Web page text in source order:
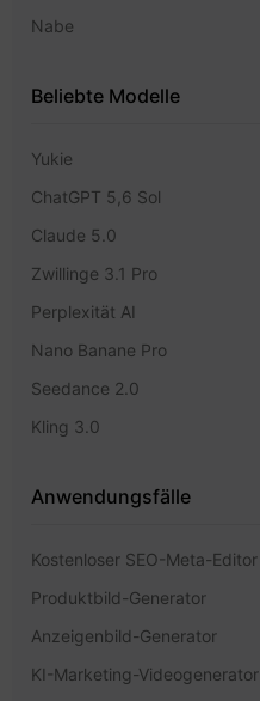
Nabe
Beliebte Modelle
Yukie
ChatGPT 5,6 Sol
Claude 5.0
Zwillinge 3.1 Pro
Perplexität AI
Nano Banane Pro
Seedance 2.0
Kling 3.0
Anwendungsfälle
Kostenloser SEO-Meta-Editor
Produktbild-Generator
Anzeigenbild-Generator
KI-Marketing-Videogenerator